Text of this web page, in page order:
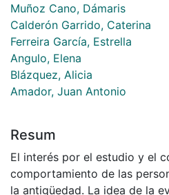
Muñoz Cano, Dámaris
Calderón Garrido, Caterina
Ferreira García, Estrella
Angulo, Elena
Blázquez, Alicia
Amador, Juan Antonio
Resum
El interés por el estudio y el
comportamiento de las
la antigüedad. La idea de la